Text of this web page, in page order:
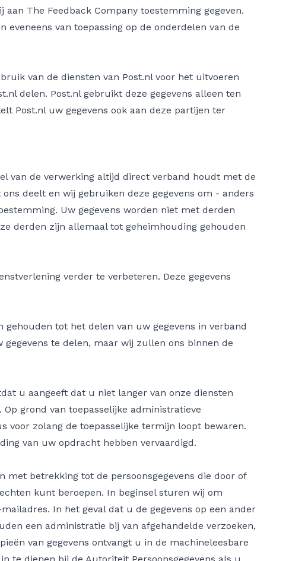
The Feedback Company toestemming gegeven.
van toepassing op de onderdelen van de
van de diensten van Post.nl voor het uitvoeren
delen. Post.nl gebruikt deze gegevens alleen ten
Post.nl uw gegevens ook aan deze partijen ter
van de verwerking altijd direct verband houdt met de
deelt en wij gebruiken deze gegevens om - anders
Uw gegevens worden niet met derden
derden zijn allemaal tot geheimhouding gehouden
verder te verbeteren. Deze gegevens
tot het delen van uw gegevens in verband
te delen, maar wij zullen ons binnen de
u aangeeft dat u niet langer van onze diensten
grond van toepasselijke administratieve
voor zolang de toepasselijke termijn loopt bewaren.
van uw opdracht hebben vervaardigd.
met betrekking tot de persoonsgegevens die door of
kunt beroepen. In beginsel sturen wij om
In het geval dat u de gegevens op een ander
een administratie bij van afgehandelde verzoeken,
van gegevens ontvangt u in de machineleesbare
te dienen bij de Autoriteit Persoonsgegevens als u